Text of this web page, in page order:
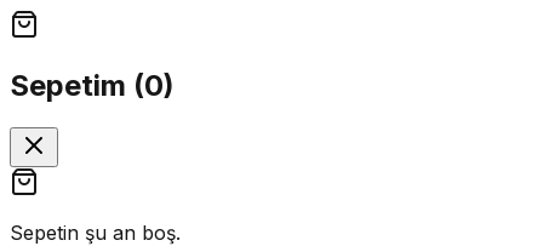
Sepetim (0)
Sepetin şu an boş.